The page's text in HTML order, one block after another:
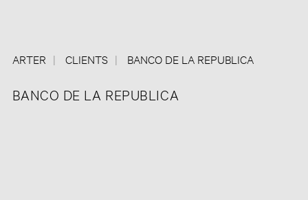
ARTER CLIENTS BANCO DE LA REPUBLICA
BANCO DE LA REPUBLICA